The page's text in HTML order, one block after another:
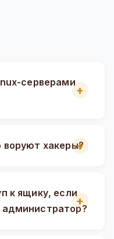
серверами
хакеры?
к ящику, если
администратор?